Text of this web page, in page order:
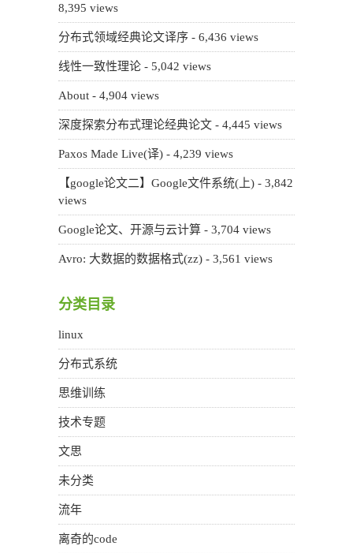
8,395 views
分布式领域经典论文译序 - 6,436 views
线性一致性理论 - 5,042 views
About - 4,904 views
深度探索分布式理论经典论文 - 4,445 views
Paxos Made Live(译) - 4,239 views
【google论文二】Google文件系统(上) - 3,842
views
Google论文、开源与云计算 - 3,704 views
Avro: 大数据的数据格式(zz) - 3,561 views
分类目录
linux
分布式系统
思维训练
技术专题
文思
未分类
流年
离奇的code